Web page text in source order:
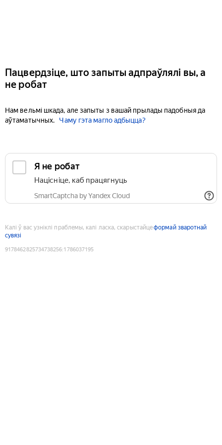
Пацвердзіце, што запыты адпраўлялі вы, а
не робат
Нам вельмі шкада, але запыты з вашай прылады падобныя да
аўтаматычных.
Чаму гэта магло адбыцца?
Я не робат
Націсніце, каб працягнуць
SmartCaptcha by Yandex Cloud
Калі ў вас узніклі праблемы, калі ласка, скарыстайцеформай зваротнай
сувязі
9178462825734738256:1786037195